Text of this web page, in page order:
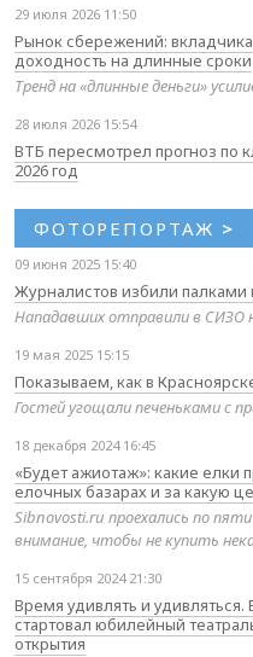
29 июля 2026 11:50
Рынок сбережений:
доходность на длинные сроки
Тренд на «длинные деньги»
28 июля 2026 15:54
ВТБ пересмотрел прогноз по
2026 год
ФОТОРЕПОРТАЖ >
09 июня 2025 15:40
Журналистов избили
Нападавших отправили в СИЗО
19 мая 2025 15:15
Показываем, как в
Гостей угощали печеньками с
18 декабря 2024 16:45
«Будет ажиотаж»: какие елки
елочных базарах и за какую
Sibnovosti.ru проехались по
внимание, чтобы не купить
15 сентября 2024 21:30
Время удивлять и
стартовал юбилейный
открытия